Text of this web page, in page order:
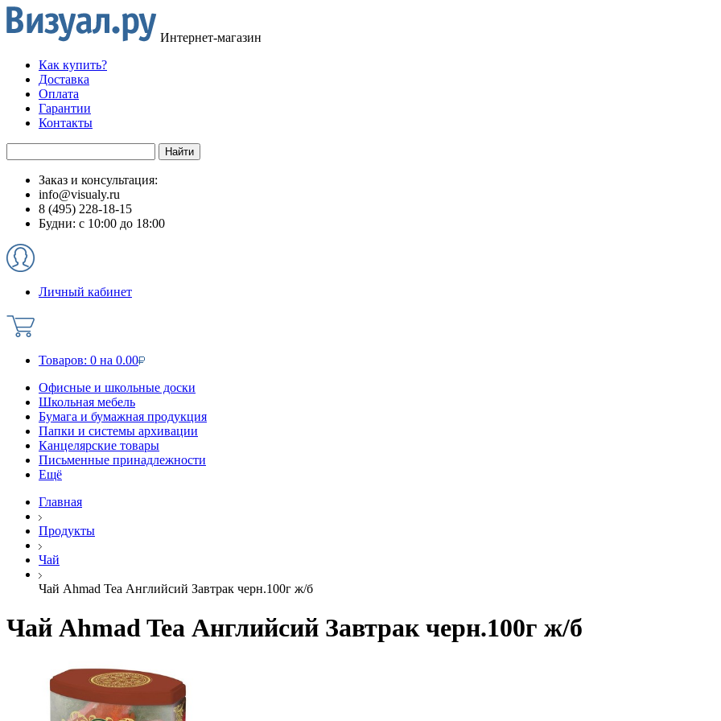
Интернет-магазин
Как купить?
Доставка
Оплата
Гарантии
Контакты
Заказ и консультация:
info@visualy.ru
8 (495) 228-18-15
Будни: с 10:00 до 18:00
Личный кабинет
Товаров: 0 на 0.00
Офисные и школьные доски
Школьная мебель
Бумага и бумажная продукция
Папки и системы архивации
Канцелярские товары
Письменные принадлежности
Ещё
Главная
Продукты
Чай
Чай Ahmad Tea Английсий Завтрак черн.100г ж/б
Чай Ahmad Tea Английсий Завтрак черн.100г ж/б